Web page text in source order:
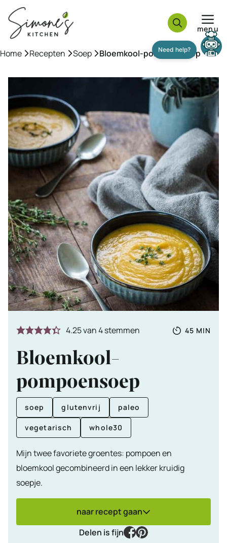
naar
inhoud
menu
Home »Recepten »Soep »Bloemkool-pompoensoep
4.25van4stemmen
Totale
45 MIN
Bloemkool-
pompoensoep
soep glutenvrij paleo
vegetarisch whole30
Mijn twee favoriete groentes: pompoen en
bloemkool gecombineerd in een lekker kruidig
soepje.
naar recept gaan
Delen is fijn
facebook
pinterest
Need help?